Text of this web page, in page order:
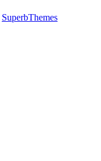
SuperbThemes